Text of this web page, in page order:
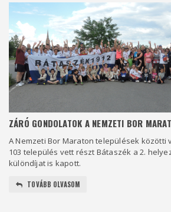
ZÁRÓ GONDOLATOK A NEMZETI BOR
A Nemzeti Bor Maraton települések közötti
103 település vett részt Bátaszék a 2.
különdíjat is kapott.
TOVÁBB OLVASOM